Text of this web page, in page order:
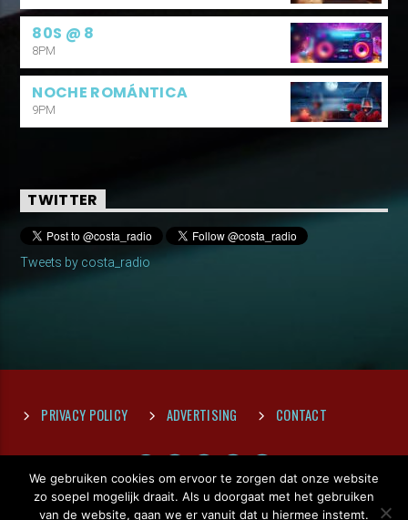
80S @ 8
8PM
NOCHE ROMÁNTICA
9PM
TWITTER
Tweets by costa_radio
PRIVACY POLICY ADVERTISING CONTACT
We gebruiken cookies om ervoor te zorgen dat onze website
zo soepel mogelijk draait. Als u doorgaat met het gebruiken
van de website, gaan we er vanuit dat u hiermee instemt.